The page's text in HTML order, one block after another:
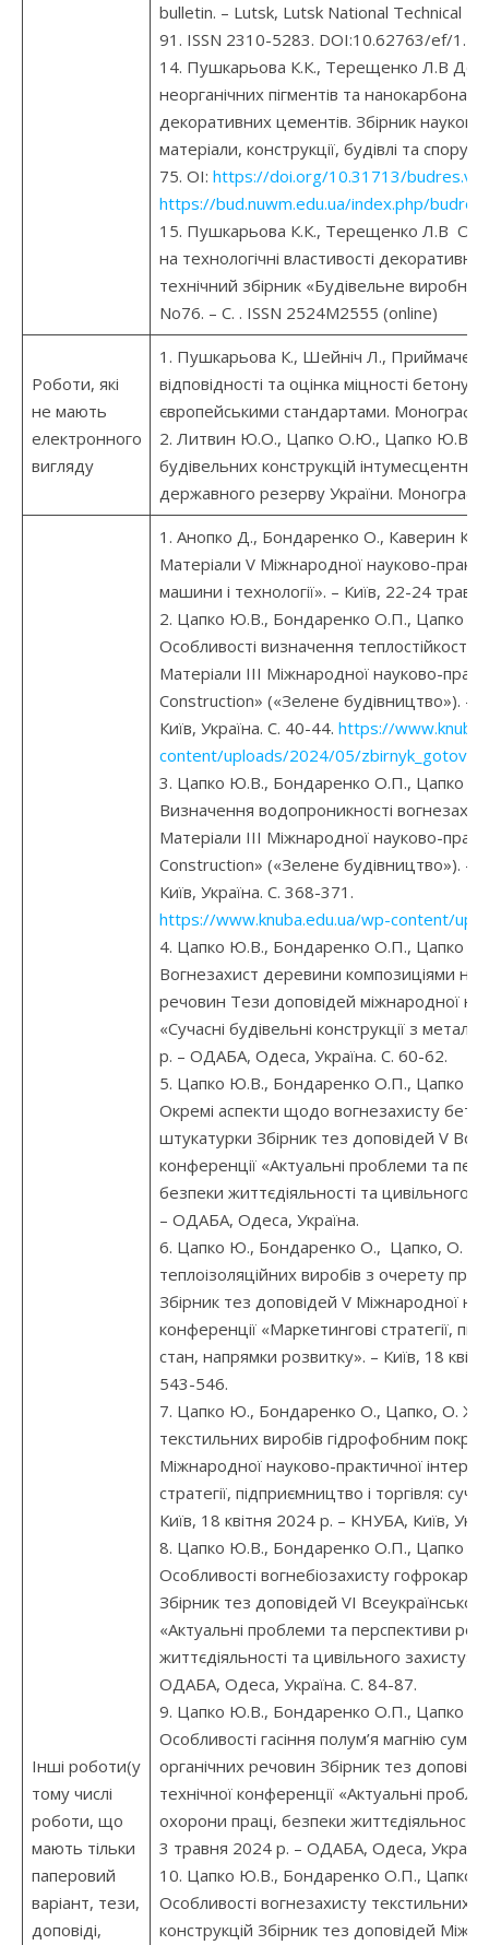
bulletin. – Lutsk, Lutsk National Technical
91. ISSN 2310-5283. DOI:10.62763/ef/
14. Пушкарьова К.К., Терещенко Л.В
неорганічних пігментів та
декоративних цементів. Збірник
матеріали, конструкції, будівлі та
75. OI: https://doi.org/10.31713/
https://bud.nuwm.edu.ua/index.php/
15. Пушкарьова К.К., Терещенко Л.В
на технологічні властивості
технічний збірник «Будівельне
No76. – С. . ISSN 2524M2555 (online)
Роботи, які
не мають
електронного
вигляду
1. Пушкарьова К., Шейніч Л.,
відповідності та оцінка міцності бетону
європейськими стандартами.
2. Литвин Ю.О., Цапко О.Ю., Цапко Ю.В.,
будівельних конструкцій
державного резерву України.
Інші роботи(у
тому числі
роботи, що
мають тільки
паперовий
варіант, тези,
доповіді,
1. Анопко Д., Бондаренко О., Каверин К.
Матеріали V Міжнародної науково-
машини і технології». – Київ, 22-24
2. Цапко Ю.В., Бондаренко О.П., Цапко
Особливості визначення теплостiйкостi
Матеріали ІІІ Міжнародної науково-
Construction» («Зелене будівництво»). –
Київ, Україна. С. 40-44. https://
content/uploads/2024/05/
3. Цапко Ю.В., Бондаренко О.П., Цапко
Визначення водопроникності
Матеріали ІІІ Міжнародної науково-
Construction» («Зелене будівництво»). –
Київ, Україна. С. 368-371.
https://www.knuba.edu.ua/wp-content/
4. Цапко Ю.В., Бондаренко О.П., Цапко
Вогнезахист деревини композиціями на
речовин Тези доповідей міжнародної
«Сучасні будівельні конструкції з
р. – ОДАБА, Одеса, Україна. С. 60-62.
5. Цапко Ю.В., Бондаренко О.П., Цапко
Окремі аспекти щодо вогнезахисту
штукатурки Збірник тез доповідей V
конференції «Актуальні проблеми та
безпеки життєдіяльності та цивільного
– ОДАБА, Одеса, Україна.
6. Цапко Ю., Бондаренко О., Цапко, О.
теплоізоляційних виробів з очерету при
Збірник тез доповідей V Міжнародної
конференції «Маркетингові стратегії,
стан, напрямки розвитку». – Київ, 18
543-546.
7. Цапко Ю., Бондаренко О., Цапко, О.
текстильних виробів гідрофобним
Міжнародної науково-практичної
стратегії, підприємництво і торгівля:
Київ, 18 квітня 2024 р. – КНУБА, Київ,
8. Цапко Ю.В., Бондаренко О.П., Цапко
Особливості вогнебіозахисту
Збірник тез доповідей VІ
«Актуальні проблеми та перспективи
життєдіяльності та цивільного
ОДАБА, Одеса, Україна. С. 84-87.
9. Цапко Ю.В., Бондаренко О.П., Цапко
Особливості гасіння полум’я магнію
органічних речовин Збірник тез
технічної конференції «Актуальні
охорони праці, безпеки
3 травня 2024 р. – ОДАБА, Одеса,
10. Цапко Ю.В., Бондаренко О.П., Цапко
Особливості вогнезахисту текстильних
конструкцій Збірник тез доповідей